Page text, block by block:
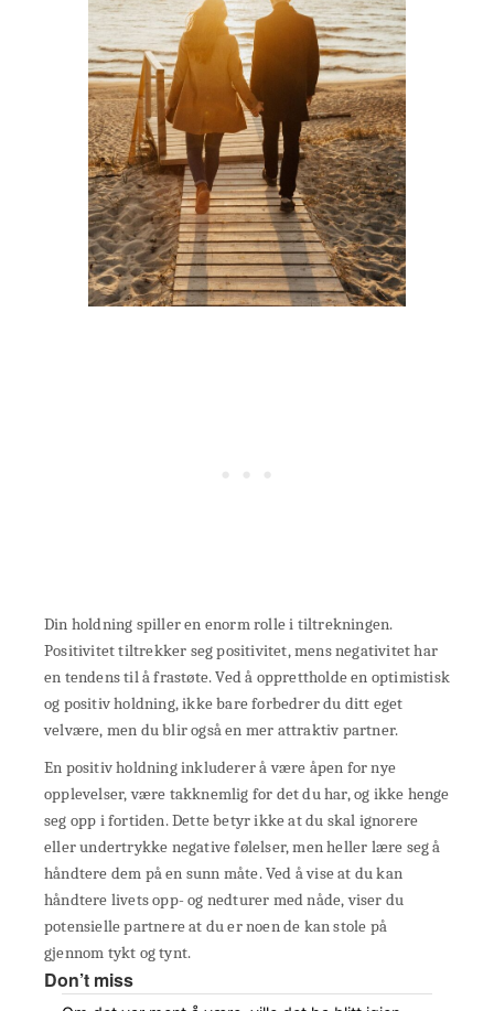
Din holdning spiller en enorm rolle i tiltrekningen.
Positivitet tiltrekker seg positivitet, mens negativitet har
en tendens til å frastøte. Ved å opprettholde en optimistisk
og positiv holdning, ikke bare forbedrer du ditt eget
velvære, men du blir også en mer attraktiv partner.
En positiv holdning inkluderer å være åpen for nye
opplevelser, være takknemlig for det du har, og ikke henge
seg opp i fortiden. Dette betyr ikke at du skal ignorere
eller undertrykke negative følelser, men heller lære seg å
håndtere dem på en sunn måte. Ved å vise at du kan
håndtere livets opp- og nedturer med nåde, viser du
potensielle partnere at du er noen de kan stole på
gjennom tykt og tynt.
Don’t miss